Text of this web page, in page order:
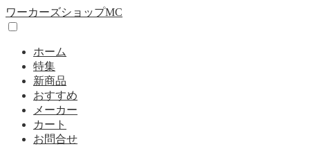
ワーカーズショップMC
ホーム
特集
新商品
おすすめ
メーカー
カート
お問合せ